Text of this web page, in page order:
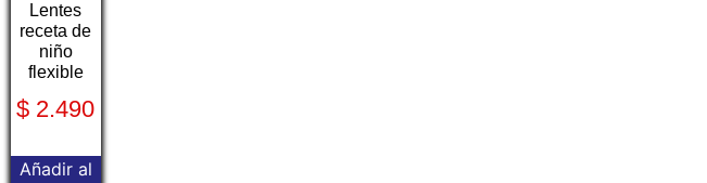
Lentes
receta de
niño
flexible
$ 2.490
Añadir al